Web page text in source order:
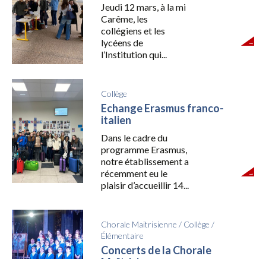
Jeudi 12 mars, à la mi
Carême, les
collégiens et les
lycéens de
l’Institution qui...
Collège
Echange Erasmus franco-
italien
Dans le cadre du
programme Erasmus,
notre établissement a
récemment eu le
plaisir d’accueillir 14...
Chorale Maitrisienne / Collège /
Élémentaire
Concerts de la Chorale